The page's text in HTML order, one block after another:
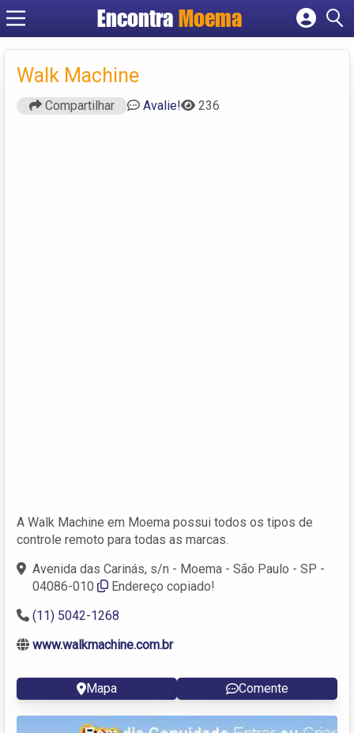
Encontra Moema
Walk Machine
Compartilhar Avalie! 236
A Walk Machine em Moema possui todos os tipos de
controle remoto para todas as marcas.
Avenida das Carinás, s/n - Moema - São Paulo - SP -
04086-010
Endereço copiado!
(11) 5042-1268
www.walkmachine.com.br
Mapa Comente